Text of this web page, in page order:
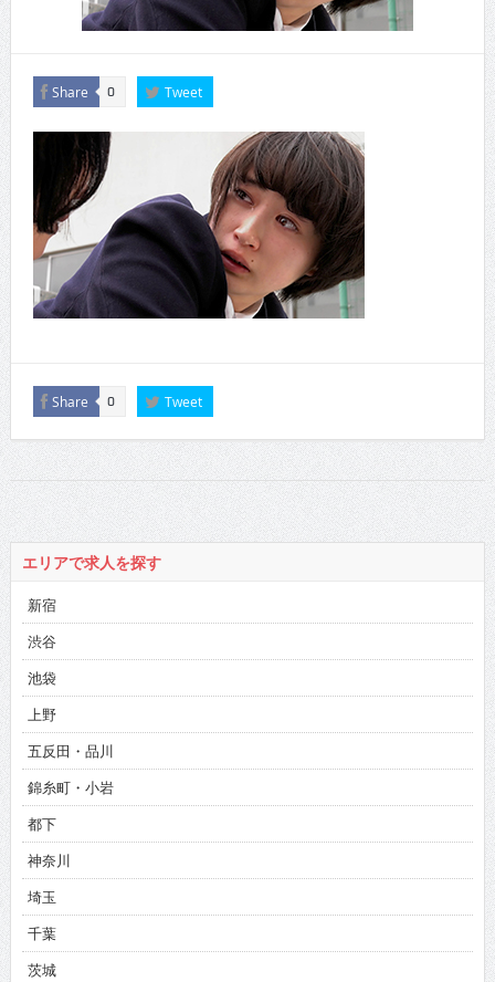
CINEMA×STYLE 294号
Share 0 Tweet
Share 0 Tweet
エリアで求人を探す
新宿
渋谷
池袋
上野
五反田・品川
錦糸町・小岩
都下
神奈川
埼玉
千葉
茨城